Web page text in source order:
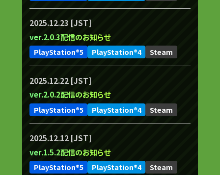
2025.12.23 [JST]
ver.2.0.3配信のお知らせ
PlayStation®5 PlayStation®4 Steam
2025.12.22 [JST]
ver.2.0.2配信のお知らせ
PlayStation®5 PlayStation®4 Steam
2025.12.12 [JST]
ver.1.5.2配信のお知らせ
PlayStation®5 PlayStation®4 Steam